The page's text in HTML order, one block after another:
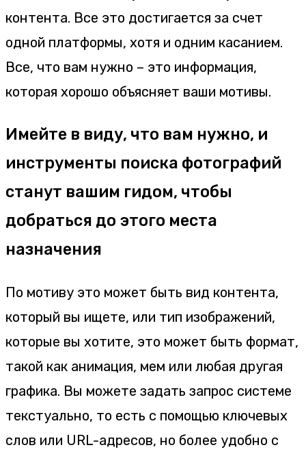
контента. Все это достигается за счет
одной платформы, хотя и одним касанием.
Все, что вам нужно – это информация,
которая хорошо объясняет ваши мотивы.
Имейте в виду, что вам нужно, и
инструменты поиска фотографий
станут вашим гидом, чтобы
добраться до этого места
назначения
По мотиву это может быть вид контента,
который вы ищете, или тип изображений,
которые вы хотите, это может быть формат,
такой как анимация, мем или любая другая
графика. Вы можете задать запрос системе
текстуально, то есть с помощью ключевых
слов или URL-адресов, но более удобно с